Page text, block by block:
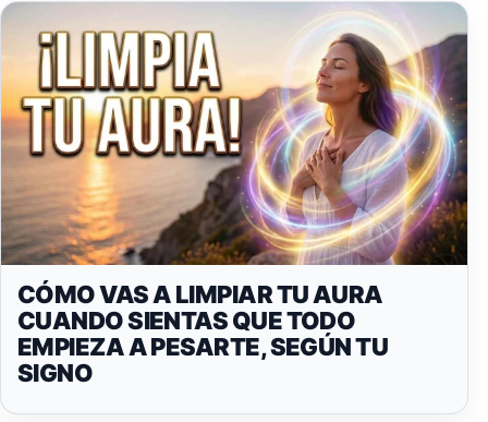
CÓMO VAS A LIMPIAR TU AURA
CUANDO SIENTAS QUE TODO
EMPIEZA A PESARTE, SEGÚN TU
SIGNO